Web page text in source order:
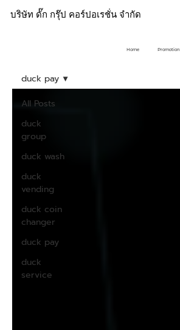
บริษัท ดั๊ก กรุ๊ป คอร์ปอเรชั่น จำกัด
Home Promotion
All Posts
duck
group
duck wash
duck
vending
duck coin
changer
duck pay
duck
service
duck pay